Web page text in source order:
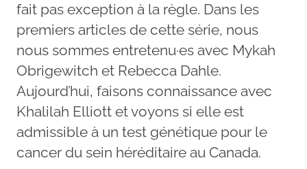
fait pas exception à la règle. Dans les
premiers articles de cette série, nous
nous sommes entretenu·es avec Mykah
Obrigewitch et Rebecca Dahle.
Aujourd’hui, faisons connaissance avec
Khalilah Elliott et voyons si elle est
admissible à un test génétique pour le
cancer du sein héréditaire au Canada.